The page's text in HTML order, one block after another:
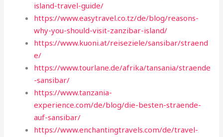
island-travel-guide/
https://www.easytravel.co.tz/de/blog/reasons-
why-you-should-visit-zanzibar-island/
https://www.kuoni.at/reiseziele/sansibar/straend
e/
https://www.tourlane.de/afrika/tansania/straende
-sansibar/
https://www.tanzania-
experience.com/de/blog/die-besten-straende-
auf-sansibar/
https://www.enchantingtravels.com/de/travel-